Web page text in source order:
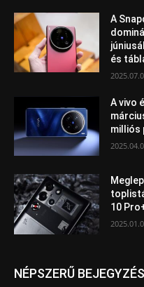
A
és
A vivo
milliós
10
NÉPSZERŰ